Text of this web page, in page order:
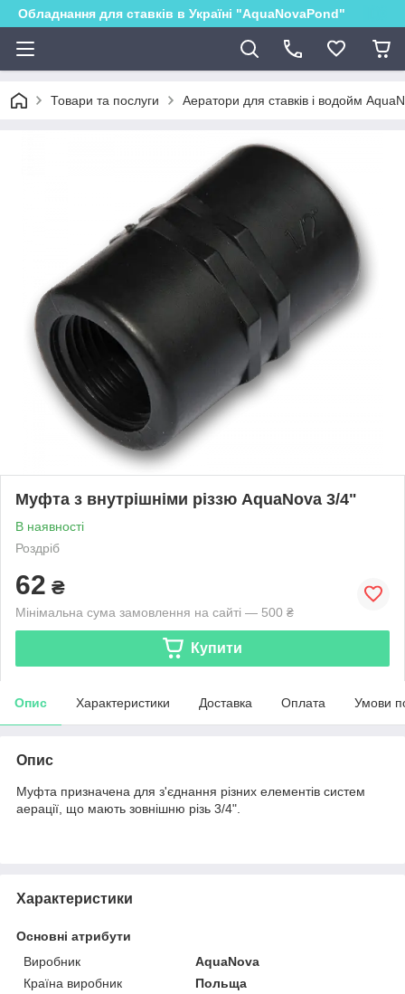
Обладнання для ставків в Україні "AquaNovaPond"
Товари та послуги Аератори для ставків і водойм
Муфта з внутрішніми різзю AquaNova 3/4"
В наявності
Роздріб
62 ₴
Мінімальна сума замовлення на сайті — 500 ₴
Купити
Опис Характеристики Доставка Оплата Умови
Опис
Муфта призначена для з'єднання різних елементів систем
аерації, що мають зовнішню різь 3/4".
Характеристики
Основні атрибути
Виробник
AquaNova
Країна виробник
Польща